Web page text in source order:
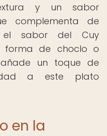
y un sabor
complementa de
el sabor del Cuy
forma de choclo o
un toque de
a este plato
en la